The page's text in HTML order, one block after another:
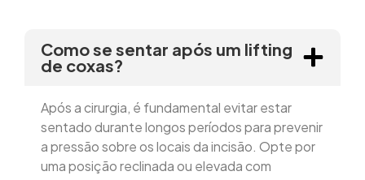
Como se sentar após um lifting
de coxas?
Após a cirurgia, é fundamental evitar estar
sentado durante longos períodos para prevenir
a pressão sobre os locais da incisão. Opte por
uma posição reclinada ou elevada com